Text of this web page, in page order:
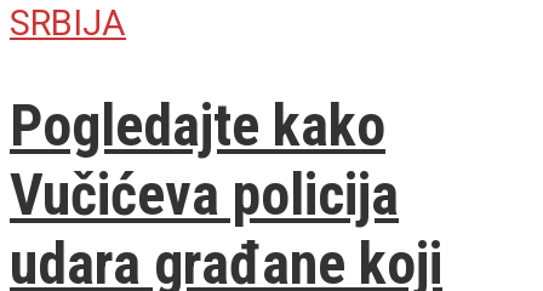
SRBIJA
Pogledajte kako
Vučićeva policija
udara građane koji